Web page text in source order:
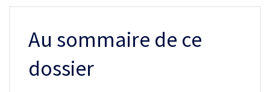
Au sommaire de ce
dossier